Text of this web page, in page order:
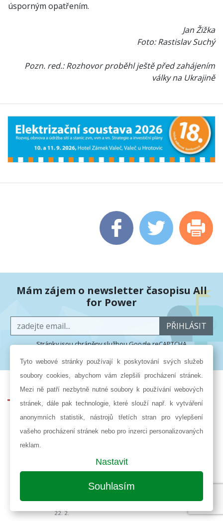
úsporným opatřením.
Jan Žižka
Foto: Rastislav Suchý
Pozn. red.: Rozhovor proběhl ještě před zahájením
války na Ukrajině
Mám zájem o newsletter časopisu All
for Power
PŘIHLÁSIT
Stránky jsou chráněny službou Google reCAPTCHA
PODOBNÉ ČLÁNKY
Digitální energetika už 30.3. v Praze
23. 3.
hybridní války
1. 3.
Veletrh AMPER – seminář Malé modulární
energetiky
22. 2.
Tyto webové stránky používají k poskytování svých služeb
soubory cookies, abychom vám zlepšili procházení stránek.
Mezi ně patří nezbytně nutné soubory k používání webových
stránek, dále pak technologie, které slouží např. k vytváření
anonymních statistik, nástrojů třetích stran pro vylepšení
vašeho procházení stránek nebo pro inzerci personalizovaných
reklam.
Nastavit
Souhlasím